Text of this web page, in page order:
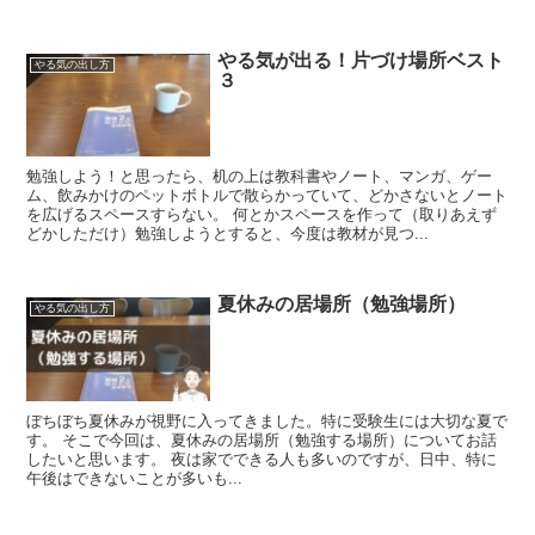
やる気の出し方
やる気が出る！片づけ場所ベスト
３
勉強しよう！と思ったら、机の上は教科書やノート、マンガ、ゲー
ム、飲みかけのペットボトルで散らかっていて、どかさないとノート
を広げるスペースすらない。 何とかスペースを作って（取りあえず
どかしただけ）勉強しようとすると、今度は教材が見つ...
やる気の出し方 夏休みの居場所（勉強場所）
ぼちぼち夏休みが視野に入ってきました。特に受験生には大切な夏で
す。 そこで今回は、夏休みの居場所（勉強する場所）についてお話
したいと思います。 夜は家でできる人も多いのですが、日中、特に
午後はできないことが多いも...